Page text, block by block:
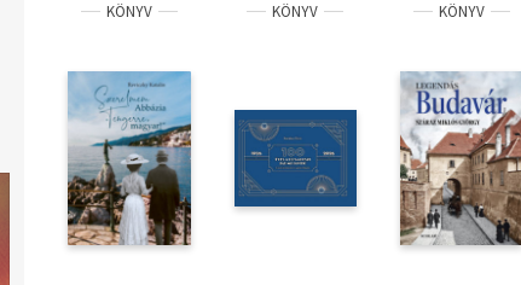
KÖNYV KÖNYV KÖNYV